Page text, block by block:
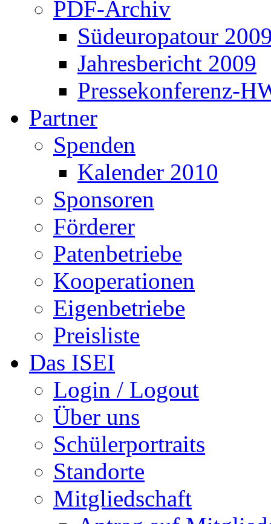
PDF-Archiv
Südeuropatour
Jahresbericht 2009
Pressekonferenz-
Partner
Spenden
Kalender 2010
Sponsoren
Förderer
Patenbetriebe
Kooperationen
Eigenbetriebe
Preisliste
Das ISEI
Login / Logout
Über uns
Schülerportraits
Standorte
Mitgliedschaft